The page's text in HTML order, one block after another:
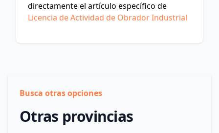
directamente el artículo específico de
Licencia de Actividad de Obrador Industrial
Busca otras opciones
Otras provincias